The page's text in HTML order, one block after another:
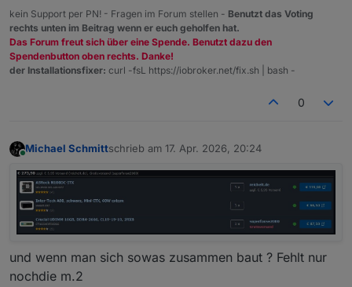
kein Support per PN! - Fragen im Forum stellen - Benutzt das Voting
rechts unten im Beitrag wenn er euch geholfen hat.
Das Forum freut sich über eine Spende. Benutzt dazu den
Spendenbutton oben rechts. Danke!
der Installationsfixer: curl -fsL https://iobroker.net/fix.sh | bash -
0
Michael Schmittschrieb am 17. Apr. 2026, 20:24
zuletzt editiert von
und wenn man sich sowas zusammen baut ? Fehlt nur
nochdie m.2